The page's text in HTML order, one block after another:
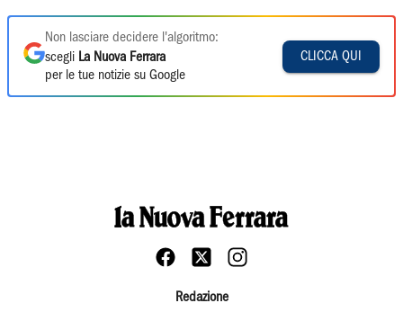
Non lasciare decidere l'algoritmo:
scegli La Nuova Ferrara
per le tue notizie su Google
CLICCA QUI
Redazione